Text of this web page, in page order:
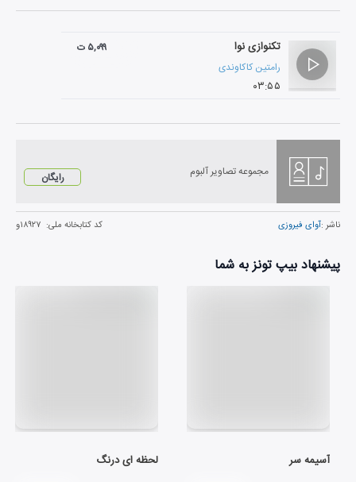
تکنوازی نوا
رامتین کاکاوندی
۰۳:۵۵
۵,۰۹۹ ت
مجموعه تصاویر آلبوم رایگان
ناشر :آوای فیروزی کد کتابخانه ملی: ۱۸۹۲۷و
پیشنهاد بیپ تونز به شما
آسیمه سر لحظه ای درنگ